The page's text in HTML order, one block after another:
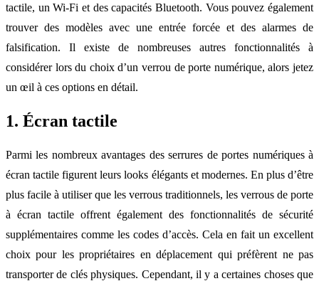
tactile, un Wi-Fi et des capacités Bluetooth. Vous pouvez également
trouver des modèles avec une entrée forcée et des alarmes de
falsification. Il existe de nombreuses autres fonctionnalités à
considérer lors du choix d’un verrou de porte numérique, alors jetez
un œil à ces options en détail.
1. Écran tactile
Parmi les nombreux avantages des serrures de portes numériques à
écran tactile figurent leurs looks élégants et modernes. En plus d’être
plus facile à utiliser que les verrous traditionnels, les verrous de porte
à écran tactile offrent également des fonctionnalités de sécurité
supplémentaires comme les codes d’accès. Cela en fait un excellent
choix pour les propriétaires en déplacement qui préfèrent ne pas
transporter de clés physiques. Cependant, il y a certaines choses que